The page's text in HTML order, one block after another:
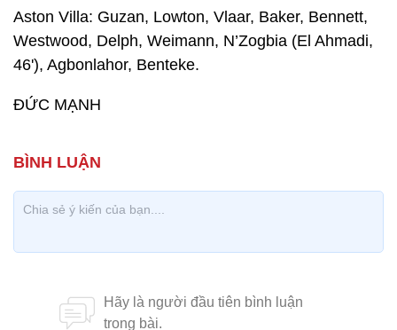
Aston Villa: Guzan, Lowton, Vlaar, Baker, Bennett,
Westwood, Delph, Weimann, N’Zogbia (El Ahmadi,
46'), Agbonlahor, Benteke.
ĐỨC MẠNH